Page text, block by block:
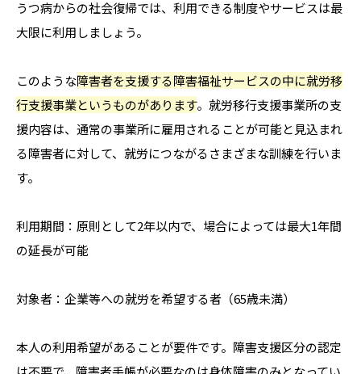
うつ病からの社会復帰では、利用できる制度やサービスは最
大限に利用しましょう。
このような障害者を支援する障害福祉サービスの中に就労移
行支援事業というものがあります。就労移行支援事業所の支
援内容は、 通常の事業所に雇用されることが可能と見込まれ
る障害者に対して、就労につながるさまざまな訓練を行いま
す。
利用期間：原則として2年以内で、場合によっては最大1年間
の延長が可能
対象者：企業等への就労を希望する者（65歳未満）
本人の利用希望があることが要件です。障害支援区分の認定